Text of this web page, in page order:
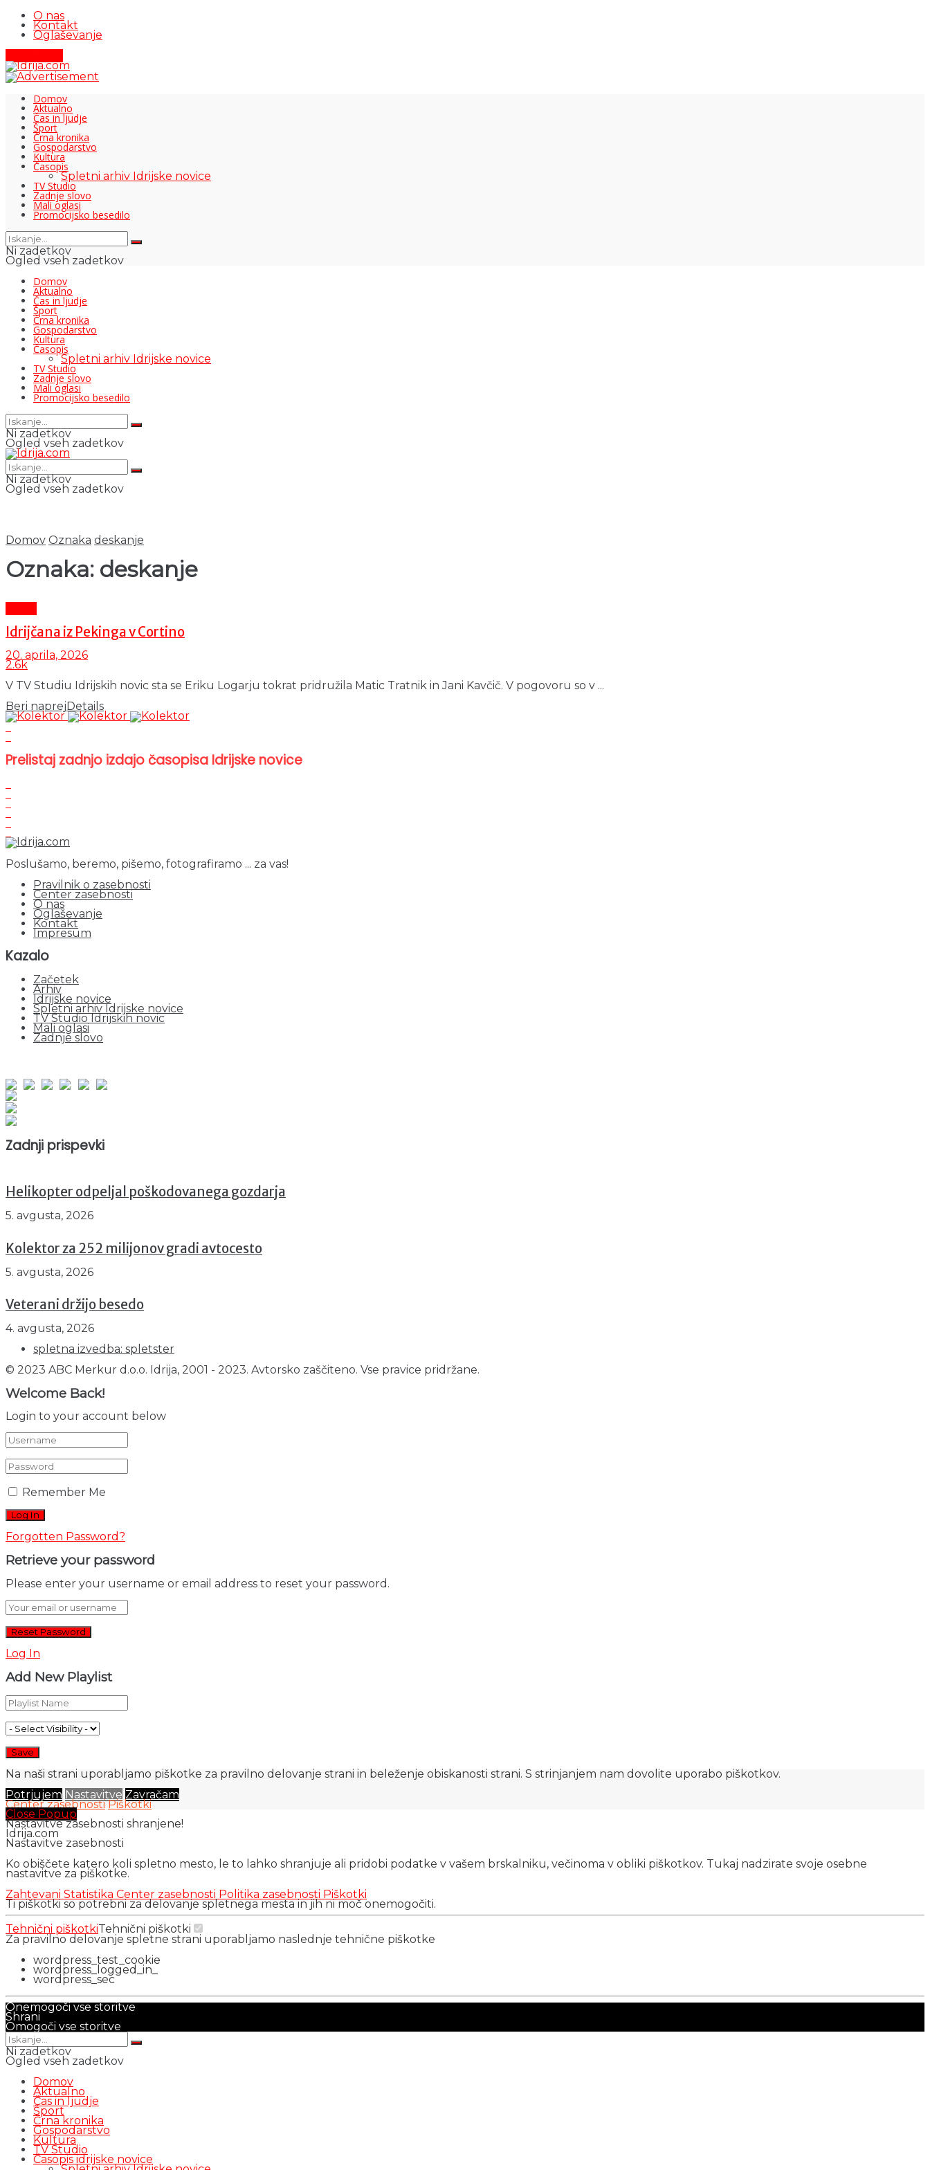
O nas
Kontakt
Oglaševanje
Domov
Aktualno
Čas in ljudje
Šport
Črna kronika
Gospodarstvo
Kultura
Časopis
Spletni arhiv Idrijske novice
TV Studio
Zadnje slovo
Mali oglasi
Promocijsko besedilo
Ni zadetkov
Ogled vseh zadetkov
Domov
Aktualno
Čas in ljudje
Šport
Črna kronika
Gospodarstvo
Kultura
Časopis
Spletni arhiv Idrijske novice
TV Studio
Zadnje slovo
Mali oglasi
Promocijsko besedilo
Ni zadetkov
Ogled vseh zadetkov
Ni zadetkov
Ogled vseh zadetkov
Domov Oznaka deskanje
Oznaka: deskanje
Idrijčana iz Pekinga v Cortino
20. aprila, 2026
2.6k
V TV Studiu Idrijskih novic sta se Eriku Logarju tokrat pridružila Matic Tratnik in Jani Kavčič. V pogovoru so v ...
Beri naprej Details
Prelistaj zadnjo izdajo časopisa Idrijske novice
Poslušamo, beremo, pišemo, fotografiramo ... za vas!
Pravilnik o zasebnosti
Center zasebnosti
O nas
Oglaševanje
Kontakt
Impresum
Kazalo
Začetek
Arhiv
Idrijske novice
Spletni arhiv Idrijske novice
TV Studio Idrijskih novic
Mali oglasi
Zadnje slovo
Zadnji prispevki
Helikopter odpeljal poškodovanega gozdarja
5. avgusta, 2026
Kolektor za 252 milijonov gradi avtocesto
5. avgusta, 2026
Veterani držijo besedo
4. avgusta, 2026
spletna izvedba: spletster
© 2023 ABC Merkur d.o.o. Idrija, 2001 - 2023. Avtorsko zaščiteno. Vse pravice pridržane.
Welcome Back!
Login to your account below
Remember Me
Forgotten Password?
Retrieve your password
Please enter your username or email address to reset your password.
Log In
Add New Playlist
Na naši strani uporabljamo piškotke za pravilno delovanje strani in beleženje obiskanosti strani. S strinjanjem nam dovolite uporabo piškotkov.
Potrjujem Nastavitve Zavračam
Center zasebnosti Piškotki
Close Popup
Nastavitve zasebnosti shranjene!
Idrija.com
Nastavitve zasebnosti
Ko obiščete katero koli spletno mesto, le to lahko shranjuje ali pridobi podatke v vašem brskalniku, večinoma v obliki piškotkov. Tukaj nadzirate svoje osebne
nastavitve za piškotke.
Zahtevani Statistika Center zasebnosti Politika zasebnosti Piškotki
Ti piškotki so potrebni za delovanje spletnega mesta in jih ni moč onemogočiti.
Tehnični piškotkiTehnični piškotki
Za pravilno delovanje spletne strani uporabljamo naslednje tehnične piškotke
wordpress_test_cookie
wordpress_logged_in_
wordpress_sec
Onemogoči vse storitve
Shrani
Omogoči vse storitve
Ni zadetkov
Ogled vseh zadetkov
Domov
Aktualno
Čas in ljudje
Šport
Črna kronika
Gospodarstvo
Kultura
TV Studio
Časopis idrijske novice